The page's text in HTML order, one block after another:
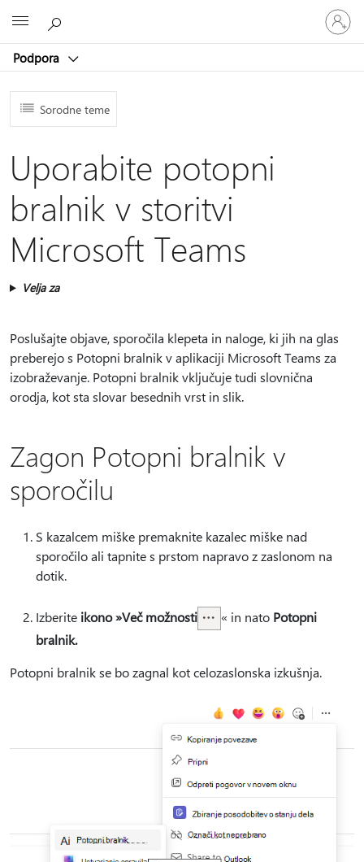
Podpora
Vpišite
se
v
račun
Sorodne teme
Uporabite potopni
bralnik v storitvi
Microsoft Teams
Velja za
Poslušajte objave, sporočila klepeta in naloge, ki jih na glas
preberejo s Potopni bralnik v aplikaciji Microsoft Teams za
izobraževanje. Potopni bralnik vključuje tudi slovnična
orodja, kot sta slovar besednih vrst in slik.
Zagon Potopni bralnik v
sporočilu
S kazalcem miške premaknite kazalec miške nad
sporočilo ali tapnite s prstom napravo z zaslonom na
dotik.
Izberite ikono »Več možnosti « in nato Potopni
bralnik.
Potopni bralnik se bo zagnal kot celozaslonska izkušnja.